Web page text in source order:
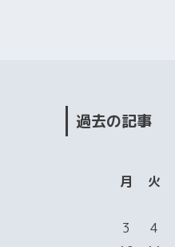
過去の記事
月
火
3
4